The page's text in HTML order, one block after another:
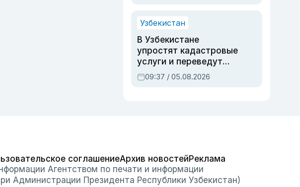
Узбекистан
В Узбекистане
упростят кадастровые
услуги и переведут
регистрацию
недвижимости в
09:37 / 05.08.2026
соглашениеАрхив новостейРеклама
Агентством по печати и информации
Администрации Президента Республики Узбекистан)